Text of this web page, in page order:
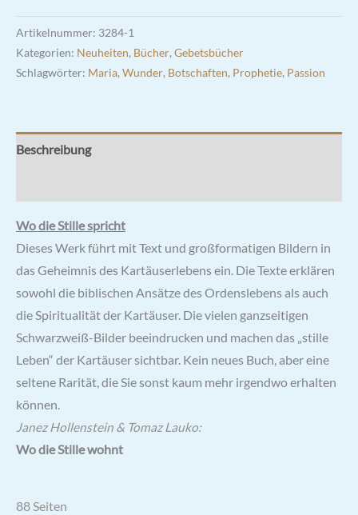
Artikelnummer: 3284-1
Kategorien: Neuheiten, Bücher, Gebetsbücher
Schlagwörter: Maria, Wunder, Botschaften, Prophetie, Passion
Beschreibung
Wo die Stille spricht
Dieses Werk führt mit Text und großformatigen Bildern in
das Geheimnis des Kartäuserlebens ein. Die Texte erklären
sowohl die biblischen Ansätze des Ordenslebens als auch
die Spiritualität der Kartäuser. Die vielen ganzseitigen
Schwarzweiß-Bilder beeindrucken und machen das „stille
Leben“ der Kartäuser sichtbar. Kein neues Buch, aber eine
seltene Rarität, die Sie sonst kaum mehr irgendwo erhalten
können.
Janez Hollenstein & Tomaz Lauko:
Wo die Stille wohnt
88 Seiten